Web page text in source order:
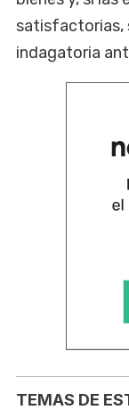
satisfactorias,
indagatoria
TEMAS DE